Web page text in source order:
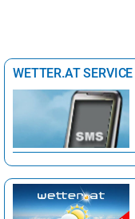
WETTER.AT SERVICE